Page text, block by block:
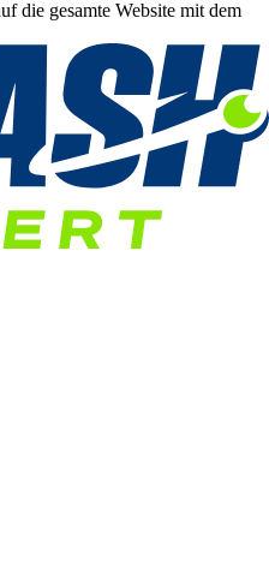
die gesamte Website mit dem